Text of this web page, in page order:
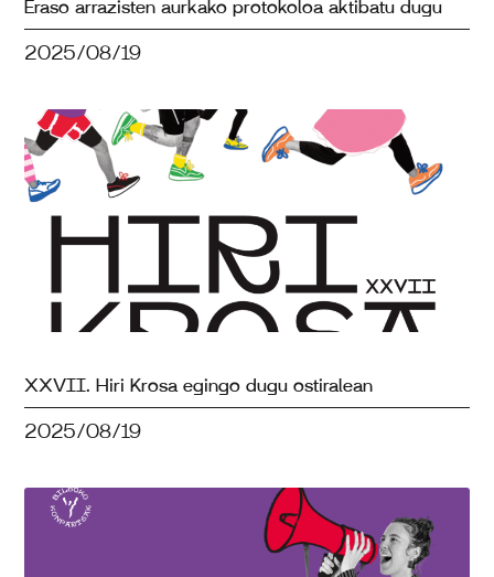
Eraso arrazisten aurkako protokoloa aktibatu dugu
2025/08/19
XXVII. Hiri Krosa egingo dugu ostiralean
2025/08/19